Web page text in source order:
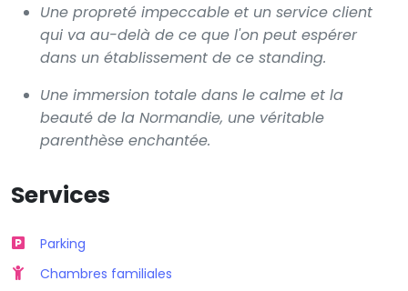
Une propreté impeccable et un service client
qui va au-delà de ce que l'on peut espérer
dans un établissement de ce standing.
Une immersion totale dans le calme et la
beauté de la Normandie, une véritable
parenthèse enchantée.
Services
Parking
Chambres familiales